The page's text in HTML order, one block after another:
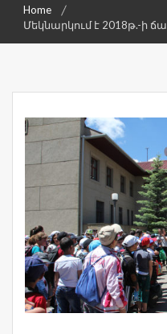
Home
Մեկնարկում է 2018թ.-ի